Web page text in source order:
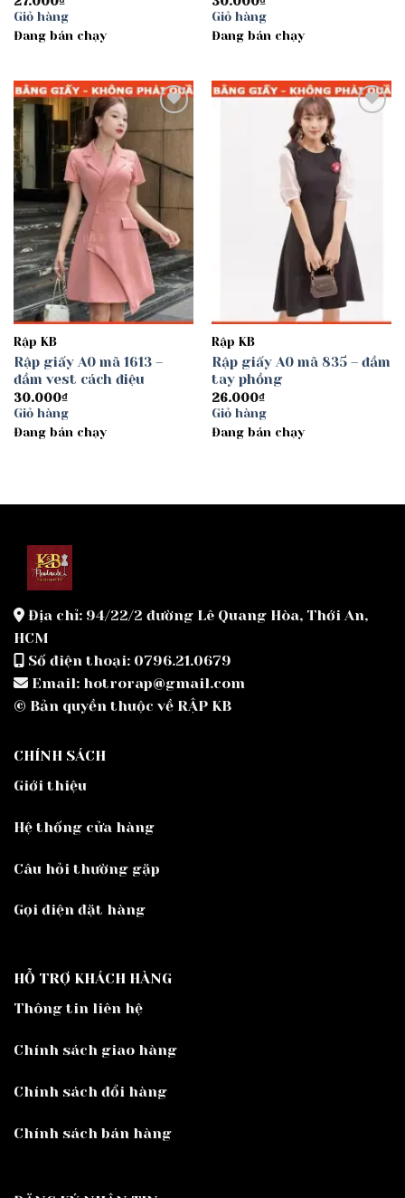
Giỏ hàng
Đang bán chạy
Giỏ hàng
Đang bán chạy
Add to
Rập KB
Rập giấy A0 mã 1613 –
đầm vest cách điệu
30.000₫
Giỏ hàng
Đang bán chạy
Rập KB
Rập giấy A0 mã 835 – đầm
tay phồng
26.000₫
Giỏ hàng
Đang bán chạy
Địa chỉ: 94/22/2 đường Lê Quang Hòa, Thới An,
HCM
Số điện thoại: 0796.21.0679
Email: hotrorap@gmail.com
© Bản quyền thuộc về RẬP KB
CHÍNH SÁCH
Giới thiệu
Hệ thống cửa hàng
Câu hỏi thường gặp
Gọi điện đặt hàng
HỖ TRỢ KHÁCH HÀNG
Thông tin liên hệ
Chính sách giao hàng
Chính sách đổi hàng
Chính sách bán hàng